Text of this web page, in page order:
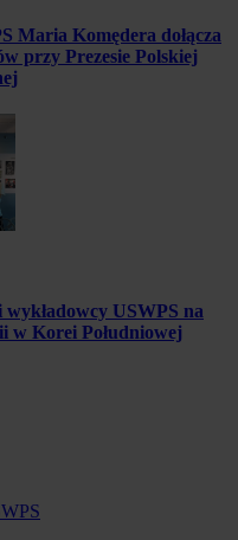
Maria Komędera dołącza
przy Prezesie Polskiej
USWPS na
w Korei Południowej